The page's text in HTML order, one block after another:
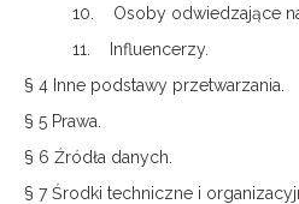
10. Osoby odwiedzające
11. Influencerzy.
§ 4 Inne podstawy przetwarzania.
§ 5 Prawa.
§ 6 Źródła danych.
§ 7 Środki techniczne i